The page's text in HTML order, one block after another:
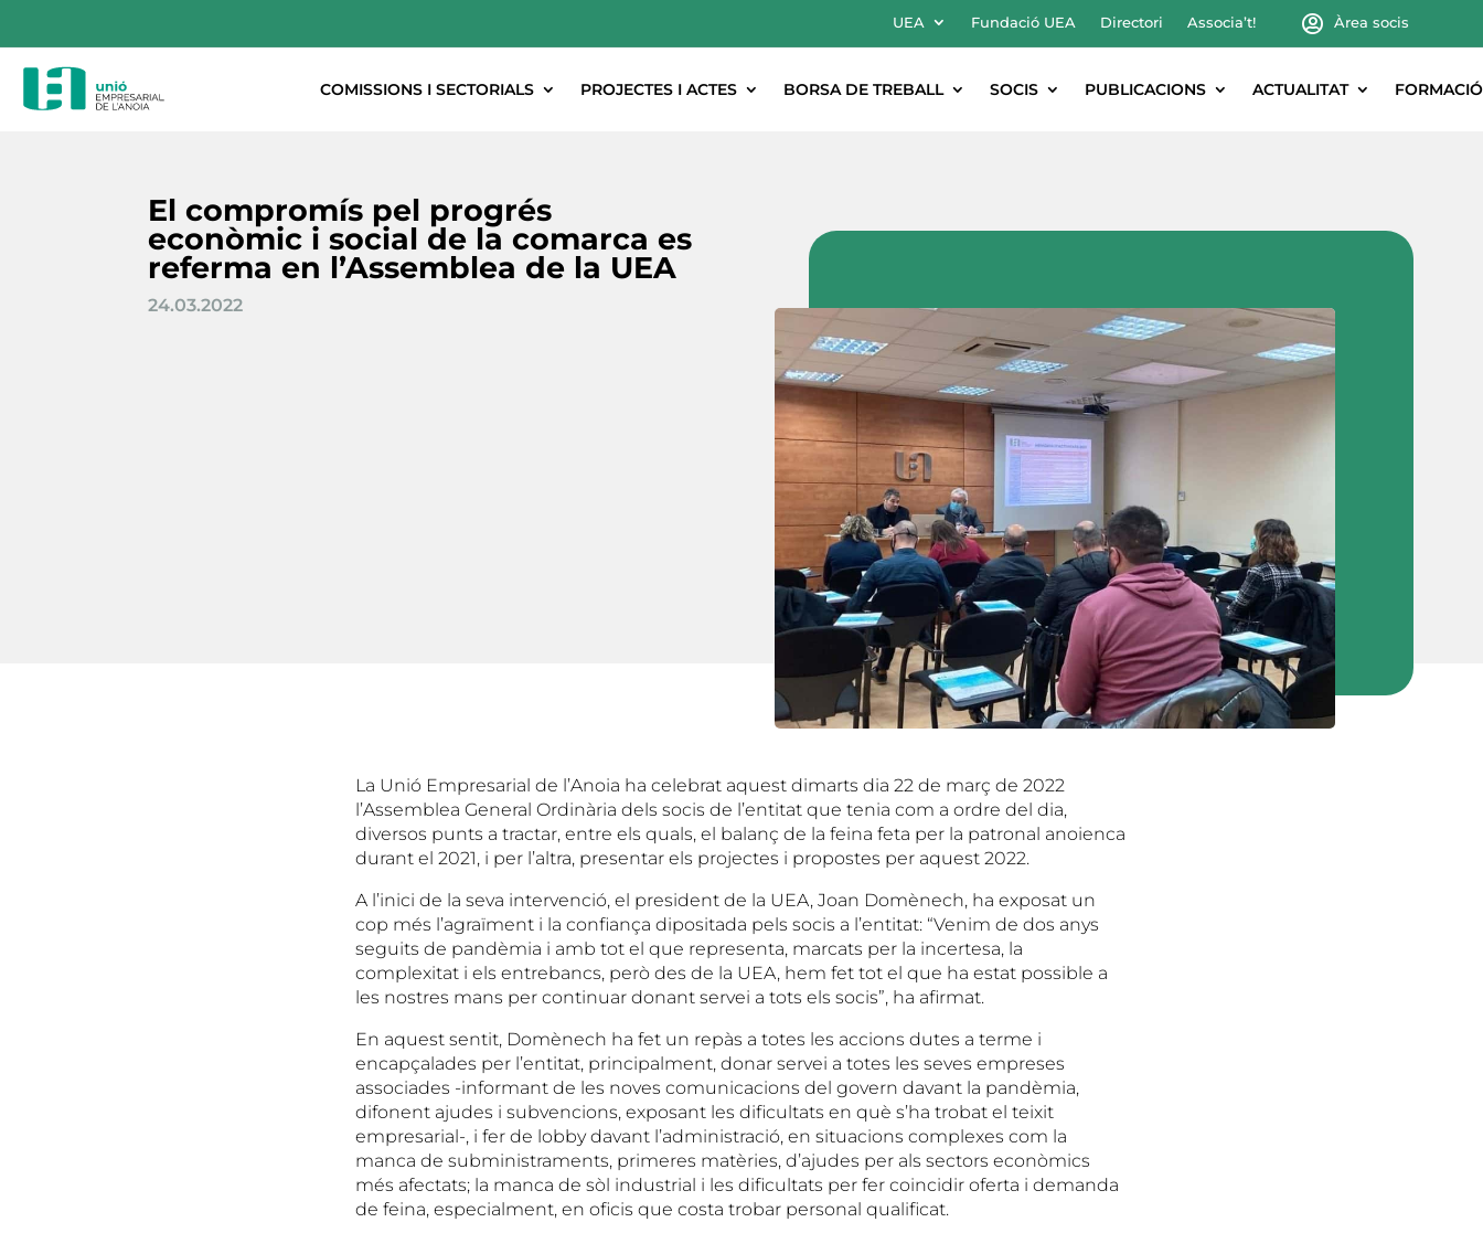
UEA Fundació UEA Directori Associa’t! Àrea socis
COMISSIONS I SECTORIALS PROJECTES I ACTES BORSA DE TREBALL SOCIS PUBLICACIONS ACTUALITAT FORMACIÓ
El compromís pel progrés
econòmic i social de la comarca es
referma en l’Assemblea de la UEA
24.03.2022
La Unió Empresarial de l’Anoia ha celebrat aquest dimarts dia 22 de març de 2022
l’Assemblea General Ordinària dels socis de l’entitat que tenia com a ordre del dia,
diversos punts a tractar, entre els quals, el balanç de la feina feta per la patronal anoienca
durant el 2021, i per l’altra, presentar els projectes i propostes per aquest 2022.
A l’inici de la seva intervenció, el president de la UEA, Joan Domènech, ha exposat un
cop més l’agraïment i la confiança dipositada pels socis a l’entitat: “Venim de dos anys
seguits de pandèmia i amb tot el que representa, marcats per la incertesa, la
complexitat i els entrebancs, però des de la UEA, hem fet tot el que ha estat possible a
les nostres mans per continuar donant servei a tots els socis”, ha afirmat.
En aquest sentit, Domènech ha fet un repàs a totes les accions dutes a terme i
encapçalades per l’entitat, principalment, donar servei a totes les seves empreses
associades -informant de les noves comunicacions del govern davant la pandèmia,
difonent ajudes i subvencions, exposant les dificultats en què s’ha trobat el teixit
empresarial-, i fer de lobby davant l’administració, en situacions complexes com la
manca de subministraments, primeres matèries, d’ajudes per als sectors econòmics
més afectats; la manca de sòl industrial i les dificultats per fer coincidir oferta i demanda
de feina, especialment, en oficis que costa trobar personal qualificat.